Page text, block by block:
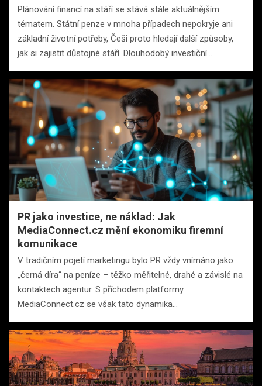
Plánování financí na stáří se stává stále aktuálnějším
tématem. Státní penze v mnoha případech nepokryje ani
základní životní potřeby, Češi proto hledají další způsoby,
jak si zajistit důstojné stáří. Dlouhodobý investiční…
PR jako investice, ne náklad: Jak
MediaConnect.cz mění ekonomiku firemní
komunikace
V tradičním pojetí marketingu bylo PR vždy vnímáno jako
„černá díra“ na peníze – těžko měřitelné, drahé a závislé na
kontaktech agentur. S příchodem platformy
MediaConnect.cz se však tato dynamika…